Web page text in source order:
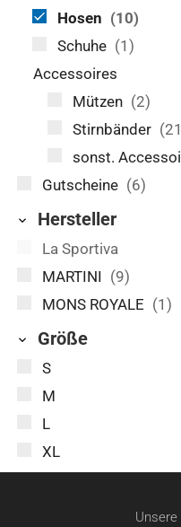
Hosen (10)
Schuhe (1)
Accessoires
Mützen (2)
Stirnbänder
sonst.
Gutscheine (6)
Hersteller
La Sportiva
MARTINI (9)
MONS ROYALE (1)
Größe
S
M
L
XL